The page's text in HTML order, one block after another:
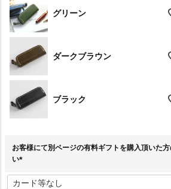
グリーン
ダークブラウン
ブラック
お客様にて別ページの有料ギフトを購入頂いた
い
必